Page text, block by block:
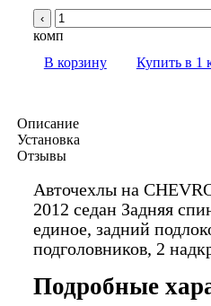
‹
комп
В корзину
Купить в 1
Описание
Установка
Отзывы
Авточехлы на
2012 седан Задняя
единое, задний
подголовников, 2
Подробные